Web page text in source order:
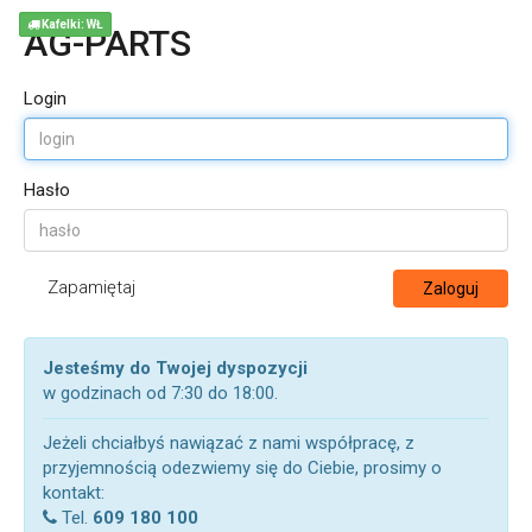
AG-PARTS
Login
Hasło
Zapamiętaj Zaloguj
Jesteśmy do Twojej dyspozycji
w godzinach od 7:30 do 18:00.
Jeżeli chciałbyś nawiązać z nami współpracę, z
przyjemnością odezwiemy się do Ciebie, prosimy o
kontakt:
Tel. 609 180 100
Kafelki: WŁ